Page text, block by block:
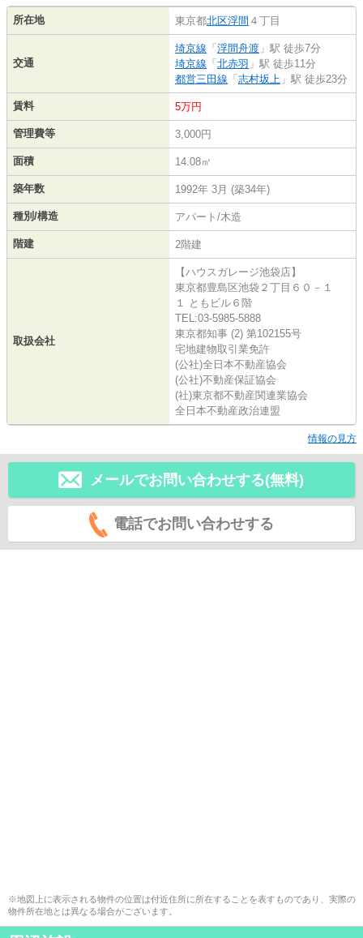
所在地 東京都北区浮間 ４丁目
交通
埼京線 「 浮間舟渡 」駅 徒歩7分
埼京線 「 北赤羽 」駅 徒歩11分
都営三田線 「 志村坂上 」駅 徒歩23分
賃料 5万円
管理費等 3,000円
面積 14.08㎡
築年数 1992年 3月 (築34年)
種別/構造 アパート/木造
階建 2階建
取扱会社
【ハウスガレージ池袋店】
東京都豊島区池袋２丁目６０－１
１ ともビル６階
TEL:03-5985-5888
東京都知事 (2) 第102155号
宅地建物取引業免許
(公社)全日本不動産協会
(公社)不動産保証協会
(社)東京都不動産関連業協会
全日本不動産政治連盟
情報の見方
メールでお問い合わせする(無料)
電話でお問い合わせする
※地図上に表示される物件の位置は付近住所に所在することを表すものであり、実際の
物件所在地とは異なる場合がございます。